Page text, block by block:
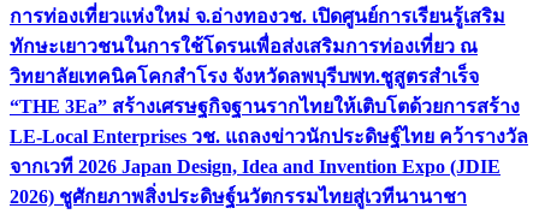
การท่องเที่ยวแห่งใหม่ จ.อ่างทองวช. เปิดศูนย์การเรียนรู้เสริม
ทักษะเยาวชนในการใช้โดรนเพื่อส่งเสริมการท่องเที่ยว ณ
วิทยาลัยเทคนิคโคกสำโรง จังหวัดลพบุรีบพท.ชูสูตรสำเร็จ
“THE 3Ea” สร้างเศรษฐกิจฐานรากไทยให้เติบโตด้วยการสร้าง
LE-Local Enterprises วช. แถลงข่าวนักประดิษฐ์ไทย คว้ารางวัล
จากเวที 2026 Japan Design, Idea and Invention Expo (JDIE
2026) ชูศักยภาพสิ่งประดิษฐ์นวัตกรรมไทยสู่เวทีนานาชา